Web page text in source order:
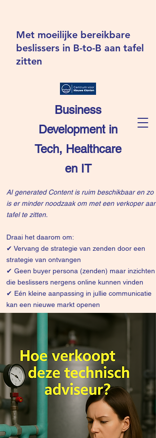
Business
Development in
Tech, Healthcare
en IT
Met moeilijke bereikbare
beslissers in B-to-B aan tafel
zitten
AI generated Content is ruim beschikbaar en zo
is er minder noodzaak om met een verkoper aan
tafel te zitten.
Draai het daarom om:
✔ Vervang de strategie van zenden door een
strategie van ontvangen
✔ Geen buyer persona (zenden) maar inzichten
die beslissers nergens online kunnen vinden
✔ Eén kleine aanpassing in jullie communicatie
kan een nieuwe markt openen